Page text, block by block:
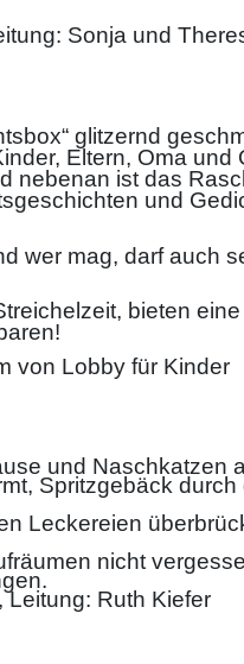
Sonja und
glitzernd
Eltern, Oma und
nebenan ist das
und
wer mag, darf auch
bieten
von Lobby für Kinder
und Naschkatzen
Spritzgebäck
Leckereien
nicht
Leitung: Ruth Kiefer